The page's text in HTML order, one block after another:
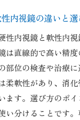
内視鏡の違いと
性内視鏡と軟性内
は直線的で高い精
部位の検査や治療
柔軟性があり、消
ます。選び方のポ
い分けることです。